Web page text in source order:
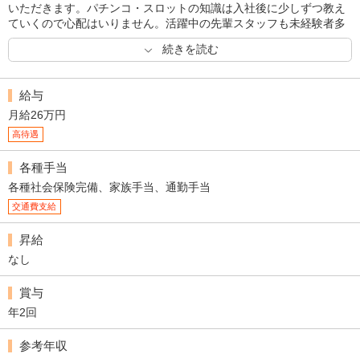
いただきます。パチンコ・スロットの知識は入社後に少しずつ教え
ていくので心配はいりません。活躍中の先輩スタッフも未経験者多
数ですので、迷ったり困ったりしたら何でも聞ける環境です。接客
が一人でできるようになった後は、アルバイトスタッフの育成や、
ら、マンボウを一緒に創っていきましょう。
続きを読む
給与
月給26万円
高待遇
各種手当
各種社会保険完備、家族手当、通勤手当
交通費支給
昇給
なし
賞与
年2回
参考年収